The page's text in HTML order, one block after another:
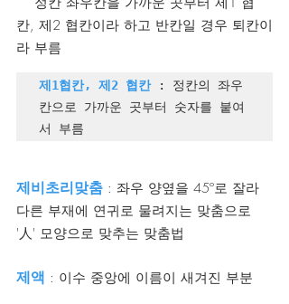
칸, 제2 협칸이라 하고 반칸일 경우 퇴칸이
라 부름
제1협칸, 제2 협칸 : 정칸의 좌우
칸으로 가까운 곳부터 숫자를 붙여
서 부름
제비초리맞춤 : 좌우 양옆을 45º로 잘라
다른 부재에 연귀로 물려지는 맞춤으로
'人' 모양으로 맞추는 맞춤법
제액 : 이수 중앙에 이름이 새겨진 부분